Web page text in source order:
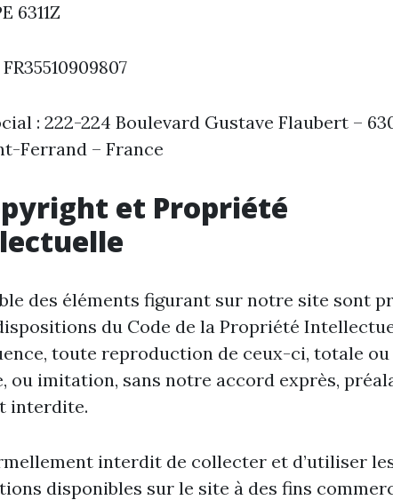
6311Z
: 222-224 Boulevard Gustave Flaubert –
Ferrand – France
et Propriété
des éléments figurant sur notre site sont
du Code de la Propriété
toute reproduction de ceux-ci, totale ou
ou imitation, sans notre accord exprès,
interdite.
interdit de collecter et d’utiliser
disponibles sur le site à des fins